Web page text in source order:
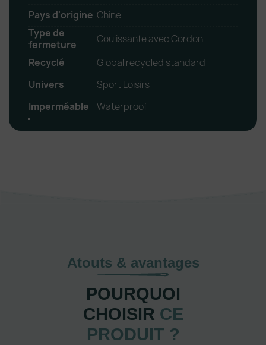
Pays d'origine Chine
Type de
fermeture
Coulissante avec Cordon
Recyclé
Global recycled standard
Univers
Sport Loisirs
Imperméable
Waterproof
Atouts & avantages
POURQUOI
CHOISIR CE
PRODUIT ?